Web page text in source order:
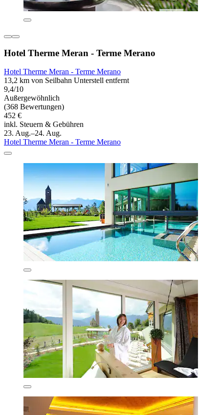
Hotel Therme Meran - Terme Merano
Hotel Therme Meran - Terme Merano
13,2 km von Seilbahn Unterstell entfernt
9,4/10
Außergewöhnlich
(368 Bewertungen)
452 €
inkl. Steuern & Gebühren
23. Aug.–24. Aug.
Hotel Therme Meran - Terme Merano